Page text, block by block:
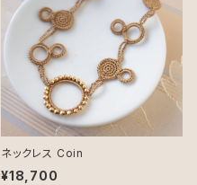
ネックレス Coin
¥18,700